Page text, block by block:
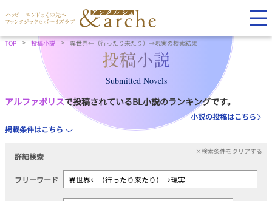
TOP 投稿小説 異世界←（行ったり来たり）→現実の検索結果
Submitted Novels
アルファポリスで投稿されているBL小説のランキングです。
小説の投稿はこちら
掲載条件はこちら
詳細検索
×検索条件をクリアする
フリーワード